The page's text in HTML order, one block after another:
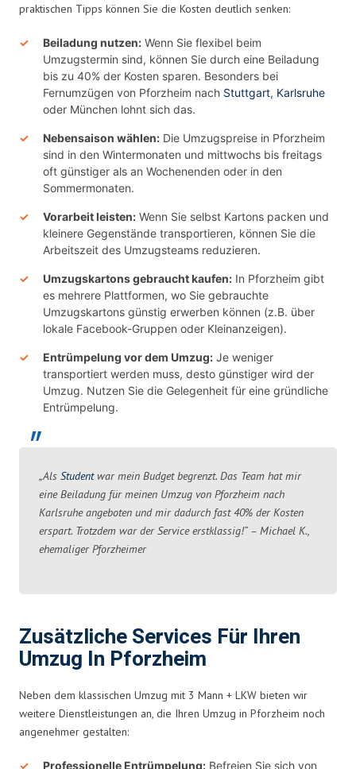
praktischen Tipps können Sie die Kosten deutlich senken:
Beiladung nutzen: Wenn Sie flexibel beim
Umzugstermin sind, können Sie durch eine Beiladung
bis zu 40% der Kosten sparen. Besonders bei
Fernumzügen von Pforzheim nach Stuttgart, Karlsruhe
oder München lohnt sich das.
Nebensaison wählen: Die Umzugspreise in Pforzheim
sind in den Wintermonaten und mittwochs bis freitags
oft günstiger als an Wochenenden oder in den
Sommermonaten.
Vorarbeit leisten: Wenn Sie selbst Kartons packen und
kleinere Gegenstände transportieren, können Sie die
Arbeitszeit des Umzugsteams reduzieren.
Umzugskartons gebraucht kaufen: In Pforzheim gibt
es mehrere Plattformen, wo Sie gebrauchte
Umzugskartons günstig erwerben können (z.B. über
lokale Facebook-Gruppen oder Kleinanzeigen).
Entrümpelung vor dem Umzug: Je weniger
transportiert werden muss, desto günstiger wird der
Umzug. Nutzen Sie die Gelegenheit für eine gründliche
Entrümpelung.
„Als Studentwar mein Budget begrenzt. Das Team hat mir
eine Beiladung für meinen Umzug von Pforzheim nach
Karlsruhe angeboten und mir dadurch fast 40% der Kosten
erspart. Trotzdem war der Service erstklassig!“ – Michael K.,
ehemaliger Pforzheimer
Zusätzliche Services Für Ihren
Umzug In Pforzheim
Neben dem klassischen Umzug mit 3 Mann + LKW bieten wir
weitere Dienstleistungen an, die Ihren Umzug in Pforzheim noch
angenehmer gestalten:
Professionelle Entrümpelung: Befreien Sie sich von